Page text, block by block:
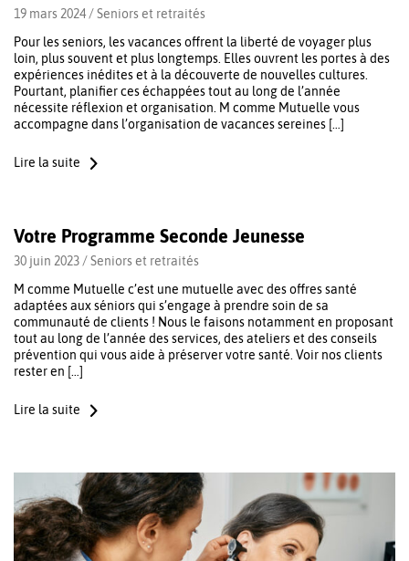
19 mars 2024 /Seniors et retraités
Pour les seniors, les vacances offrent la liberté de voyager plus
loin, plus souvent et plus longtemps. Elles ouvrent les portes à des
expériences inédites et à la découverte de nouvelles cultures.
Pourtant, planifier ces échappées tout au long de l’année
nécessite réflexion et organisation. M comme Mutuelle vous
accompagne dans l’organisation de vacances sereines […]
Lire la suite
Votre Programme Seconde Jeunesse
30 juin 2023 /Seniors et retraités
M comme Mutuelle c’est une mutuelle avec des offres santé
adaptées aux séniors qui s’engage à prendre soin de sa
communauté de clients ! Nous le faisons notamment en proposant
tout au long de l’année des services, des ateliers et des conseils
prévention qui vous aide à préserver votre santé. Voir nos clients
rester en […]
Lire la suite